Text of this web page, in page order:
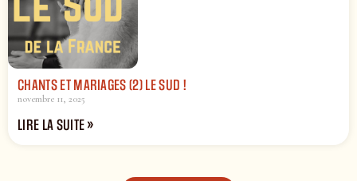
CHANTS ET MARIAGES (2) LE SUD !
novembre 11, 2025
LIRE LA SUITE »